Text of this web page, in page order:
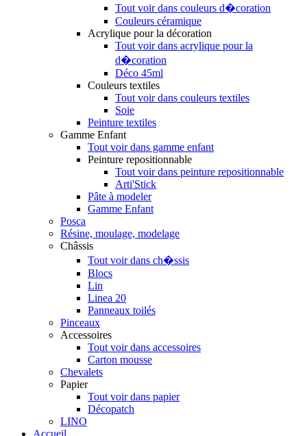
Tout voir dans couleurs d�coration
Couleurs céramique
Acrylique pour la décoration
Tout voir dans acrylique pour la
d�coration
Déco 45ml
Couleurs textiles
Tout voir dans couleurs textiles
Soie
Peinture textiles
Gamme Enfant
Tout voir dans gamme enfant
Peinture repositionnable
Tout voir dans peinture repositionnable
Arti'Stick
Pâte à modeler
Gamme Enfant
Posca
Résine, moulage, modelage
Châssis
Tout voir dans ch�ssis
Blocs
Lin
Linea 20
Panneaux toilés
Pinceaux
Accessoires
Tout voir dans accessoires
Carton mousse
Chevalets
Papier
Tout voir dans papier
Décopatch
LINO
Accueil